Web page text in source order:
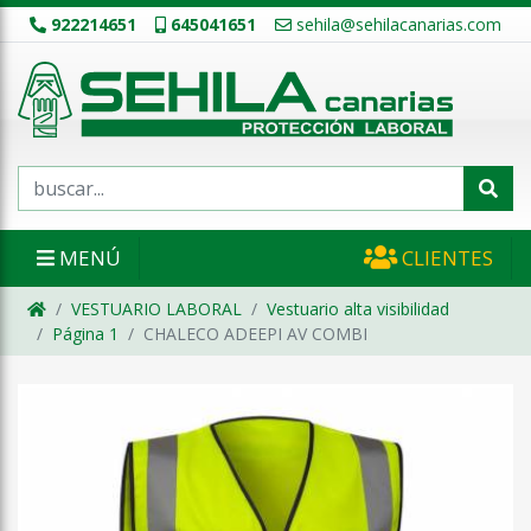
922214651 645041651 sehila@sehilacanarias.com
MENÚ CLIENTES
VESTUARIO LABORAL
Vestuario alta visibilidad
Página 1
CHALECO ADEEPI AV COMBI